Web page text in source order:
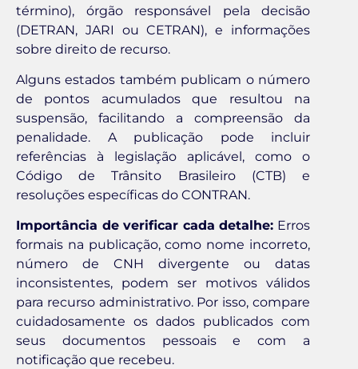
término), órgão responsável pela decisão
(DETRAN, JARI ou CETRAN), e informações
sobre direito de recurso.
Alguns estados também publicam o número
de pontos acumulados que resultou na
suspensão, facilitando a compreensão da
penalidade. A publicação pode incluir
referências à legislação aplicável, como o
Código de Trânsito Brasileiro (CTB) e
resoluções específicas do CONTRAN.
Importância de verificar cada detalhe: Erros
formais na publicação, como nome incorreto,
número de CNH divergente ou datas
inconsistentes, podem ser motivos válidos
para recurso administrativo. Por isso, compare
cuidadosamente os dados publicados com
seus documentos pessoais e com a
notificação que recebeu.